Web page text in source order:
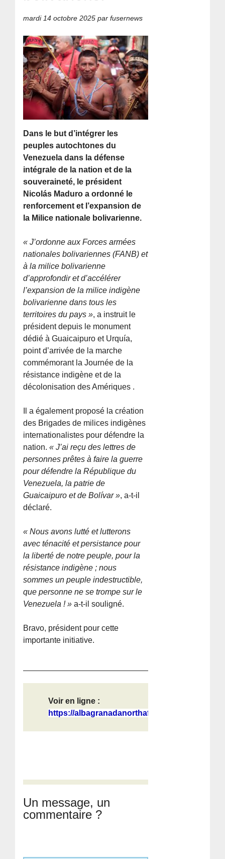
mardi 14 octobre 2025 par fusernews
Dans le but d’intégrer les
peuples autochtones du
Venezuela dans la défense
intégrale de la nation et de la
souveraineté, le président
Nicolás Maduro a ordonné le
renforcement et l’expansion de
la Milice nationale bolivarienne.
« J’ordonne aux Forces armées
nationales bolivariennes (FANB) et
à la milice bolivarienne
d’approfondir et d’accélérer
l’expansion de la milice indigène
bolivarienne dans tous les
territoires du pays », a instruit le
président depuis le monument
dédié à Guaicaipuro et Urquía,
point d’arrivée de la marche
commémorant la Journée de la
résistance indigène et de la
décolonisation des Amériques .
Il a également proposé la création
des Brigades de milices indigènes
internationalistes pour défendre la
nation.« J’ai reçu des lettres de
personnes prêtes à faire la guerre
pour défendre la République du
Venezuela, la patrie de
Guaicaipuro et de Bolívar », a-t-il
déclaré.
« Nous avons lutté et lutterons
avec ténacité et persistance pour
la liberté de notre peuple, pour la
résistance indigène ; nous
sommes un peuple indestructible,
que personne ne se trompe sur le
Venezuela ! » a-t-il souligné.
Bravo, président pour cette
importante initiative.
Voir en ligne :
https://albagranadanorthafrica.word...
Un message, un
commentaire ?